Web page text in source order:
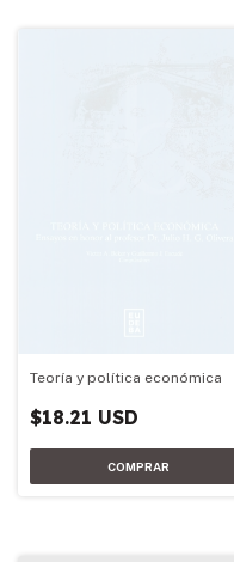
Teoría y política económica
$18.21 USD